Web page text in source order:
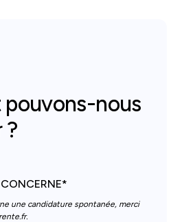
nous
?
une candidature spontanée, merci
.